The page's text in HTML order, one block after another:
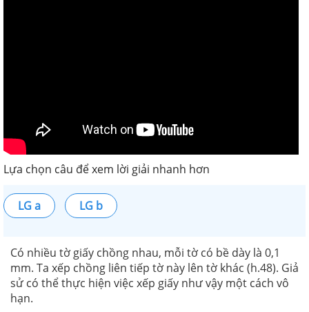
Lựa chọn câu để xem lời giải nhanh hơn
LG a LG b
Có nhiều tờ giấy chồng nhau, mỗi tờ có bề dày là 0,1
mm. Ta xếp chồng liên tiếp tờ này lên tờ khác (h.48). Giả
sử có thể thực hiện việc xếp giấy như vậy một cách vô
hạn.